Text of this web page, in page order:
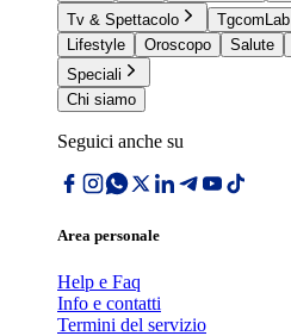
Tv & Spettacolo
TgcomLab
Lifestyle
Oroscopo Salute
Speciali
Chi siamo
Seguici anche su
Area personale
Help e Faq
Info e contatti
Termini del servizio